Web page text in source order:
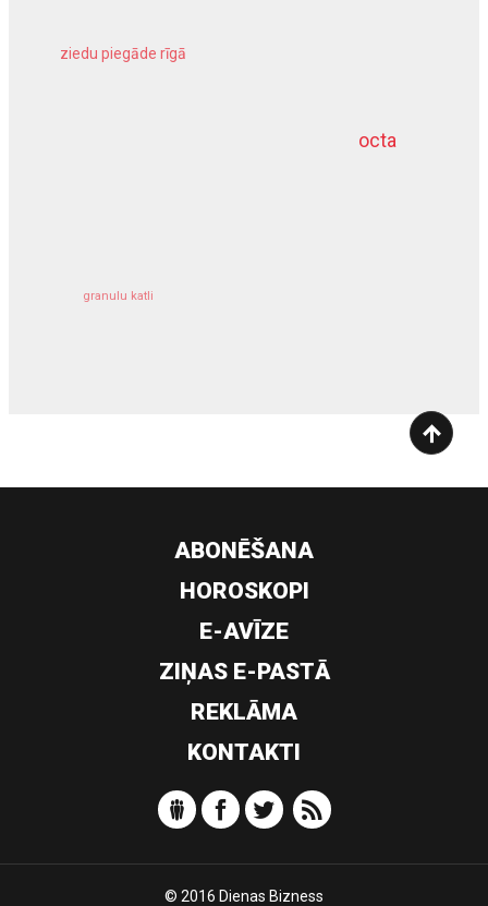
octa
ziedu piegāde rīgā
granulu katli
dziļurbums
ABONĒŠANA
HOROSKOPI
E-AVĪZE
ZIŅAS E-PASTĀ
REKLĀMA
KONTAKTI
© 2016 Dienas Bizness